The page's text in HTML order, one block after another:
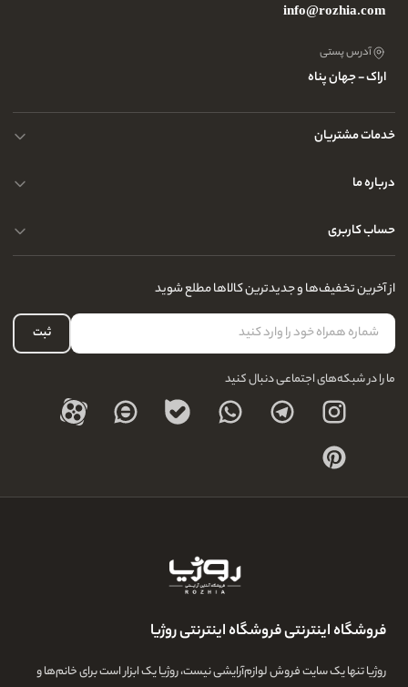
info@rozhia.com
آدرس پستی
اراک - جهان پناه
خدمات مشتریان
حریم خصوصی کاربران
تماس با ما
درباره ما
سوالات متداول
آدرس فروشگاه
نحوه ارسال کالا
نحوه بازگشت کالا
درباره ما
حساب کاربری
لیست علاقه‌مندی
حساب کاربری
از آخرین تخفیف‌ها و جدیدترین کالاها مطلع شوید
ثبت
ما را در شبکه‌های اجتماعی دنبال کنید
فروشگاه اینترنتی فروشگاه اینترنتی روژیا
روژیا تنها یک سایت فروش لوازم‌آرایشی نیست، روژیا یک ابزار است برای خانم‌ها و